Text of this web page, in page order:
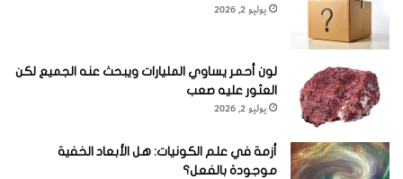
يوليو 2, 2026
لون أحمر يساوي المليارات ويبحث عنه الجميع لكن
العثور عليه صعب
يوليو 2, 2026
أزمة في علم الكونيات: هل الأبعاد الخفية
موجودة بالفعل؟